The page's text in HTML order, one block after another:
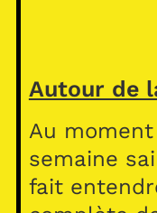
Autour de
Au
semaine
fait